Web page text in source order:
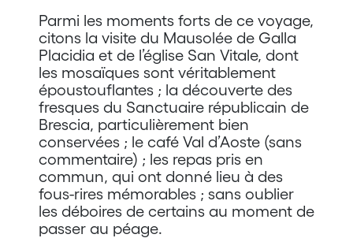
Parmi les moments forts de ce voyage,
citons la visite du Mausolée de Galla
Placidia et de l’église San Vitale, dont
les mosaïques sont véritablement
époustouflantes ; la découverte des
fresques du Sanctuaire républicain de
Brescia, particulièrement bien
conservées ; le café Val d’Aoste (sans
commentaire) ; les repas pris en
commun, qui ont donné lieu à des
fous-rires mémorables ; sans oublier
les déboires de certains au moment de
passer au péage.